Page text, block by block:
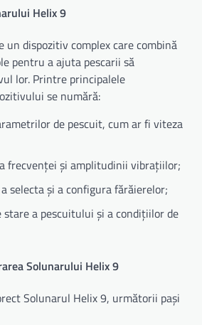
Helix 9
un dispozitiv complex care combină
pentru a ajuta pescarii să
lor. Printre principalele
se numără:
de pescuit, cum ar fi viteza
frecvenței și amplitudinii vibrațiilor;
selecta și a configura fărăierelor;
stare a pescuitului și a condițiilor de
Solunarului Helix 9
Solunarul Helix 9, următorii pași